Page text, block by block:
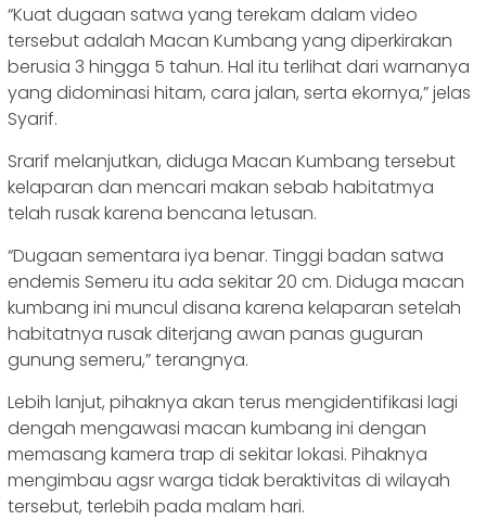
“Kuat dugaan satwa yang terekam dalam video
tersebut adalah Macan Kumbang yang diperkirakan
berusia 3 hingga 5 tahun. Hal itu terlihat dari warnanya
yang didominasi hitam, cara jalan, serta ekornya,” jelas
Syarif.
Srarif melanjutkan, diduga Macan Kumbang tersebut
kelaparan dan mencari makan sebab habitatmya
telah rusak karena bencana letusan.
“Dugaan sementara iya benar. Tinggi badan satwa
endemis Semeru itu ada sekitar 20 cm. Diduga macan
kumbang ini muncul disana karena kelaparan setelah
habitatnya rusak diterjang awan panas guguran
gunung semeru,” terangnya.
Lebih lanjut, pihaknya akan terus mengidentifikasi lagi
dengah mengawasi macan kumbang ini dengan
memasang kamera trap di sekitar lokasi. Pihaknya
mengimbau agsr warga tidak beraktivitas di wilayah
tersebut, terlebih pada malam hari.